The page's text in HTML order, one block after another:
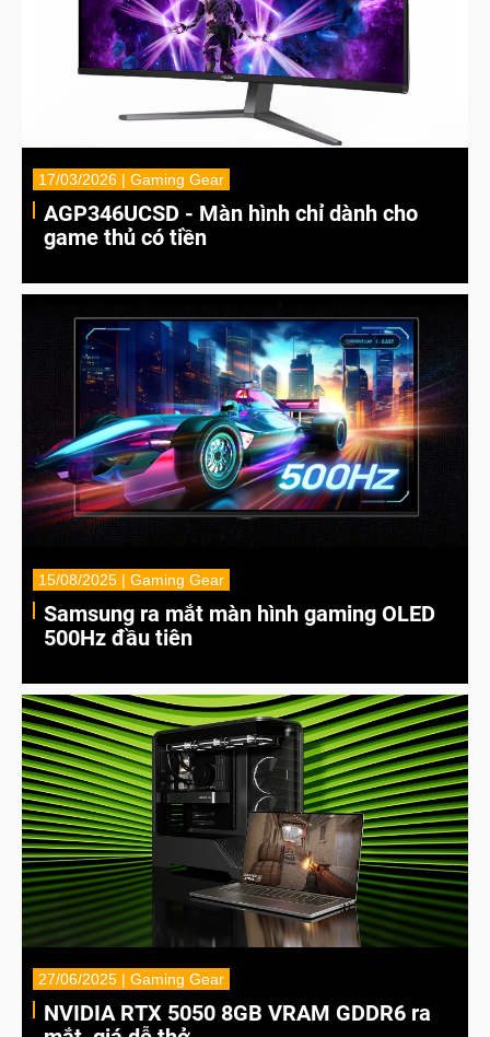
17/03/2026 | Gaming Gear
AGP346UCSD - Màn hình chỉ dành cho
game thủ có tiền
15/08/2025 | Gaming Gear
Samsung ra mắt màn hình gaming OLED
500Hz đầu tiên
27/06/2025 | Gaming Gear
NVIDIA RTX 5050 8GB VRAM GDDR6 ra